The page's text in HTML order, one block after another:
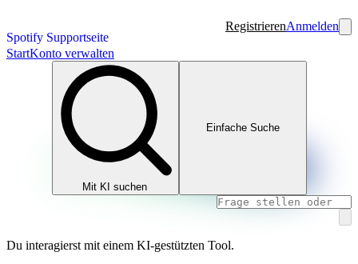
Spotify Supportseite
RegistrierenAnmelden
StartKonto verwalten
Mit KI suchen
Einfache Suche
Du interagierst mit einem KI-gestützten Tool.